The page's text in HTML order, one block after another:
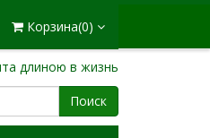
длиною в жизнь
Корзина(0)
Поиск